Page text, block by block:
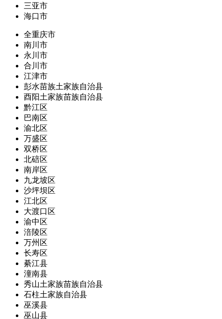
三亚市
海口市
全重庆市
南川市
永川市
合川市
江津市
彭水苗族土家族自治县
酉阳土家族苗族自治县
黔江区
巴南区
渝北区
万盛区
双桥区
北碚区
南岸区
九龙坡区
沙坪坝区
江北区
大渡口区
渝中区
涪陵区
万州区
长寿区
綦江县
潼南县
秀山土家族苗族自治县
石柱土家族自治县
巫溪县
巫山县